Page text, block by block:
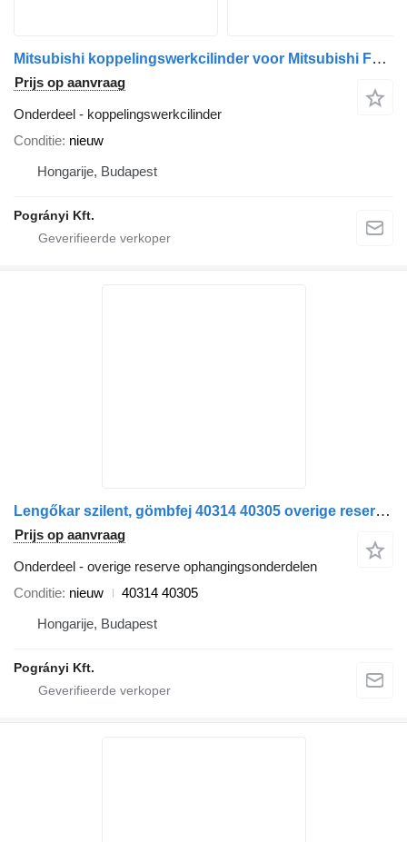
Mitsubishi koppelingswerkcilinder voor Mitsubishi Fuso /Canter vrachtwagen
Prijs op aanvraag
Onderdeel - koppelingswerkcilinder
Conditie nieuw
Hongarije, Budapest
Pogrányi Kft.
Lengőkar szilent, gömbfej 40314 40305 overige reserve ophangingsonderdelen voor Mitsubishi Fuso Canter vrachtwagen
Prijs op aanvraag
Onderdeel - overige reserve ophangingsonderdelen
Conditie nieuw
40314 40305
Hongarije, Budapest
Pogrányi Kft.